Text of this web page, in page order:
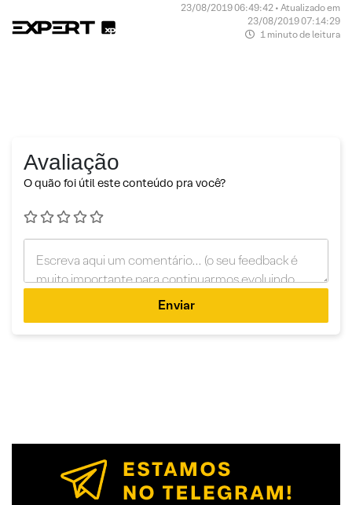
23/08/2019 06:49:42 • Atualizado em
23/08/2019 07:14:29
1 minuto de leitura
Avaliação
O quão foi útil este conteúdo pra você?
Enviar